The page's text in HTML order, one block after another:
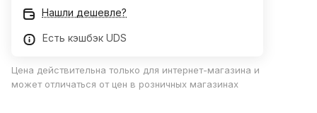
Нашли дешевле?
Есть кэшбэк UDS
Цена действительна только для интернет-магазина и
может отличаться от цен в розничных магазинах